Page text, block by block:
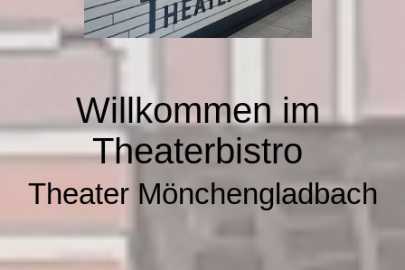
Willkommen im
Theaterbistro
Theater Mönchengladbach